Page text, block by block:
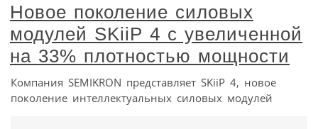
Новое поколение силовых
модулей SKiiP 4 с увеличенной
на 33% плотностью мощности
Компания SEMIKRON представляет SKiiP 4, новое
поколение интеллектуальных силовых модулей